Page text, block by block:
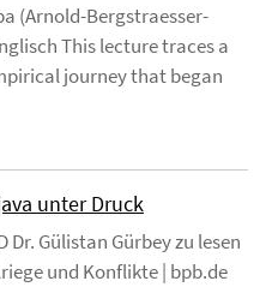
(Arnold-Bergstraesser-
This lecture traces a
journey that began
unter Druck
Gülistan Gürbey zu lesen
und Konflikte | bpb.de